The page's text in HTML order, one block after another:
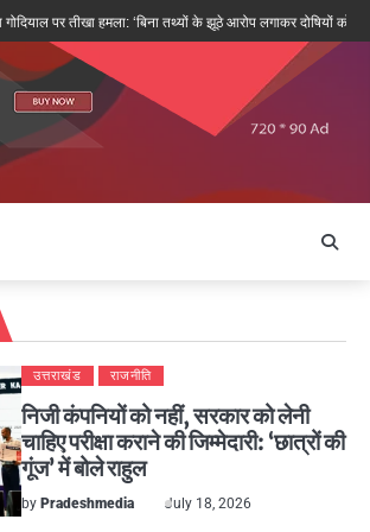
तीखा हमला: ‘बिना तथ्यों के झूठे आरोप लगाकर दोषियों को बचाने की
उत्तराखंड राजनीति
निजी कंपनियों को नहीं, सरकार को लेनी
चाहिए परीक्षा कराने की जिम्मेदारी: ‘छात्रों की
गूंज’ में बोले राहुल
by Pradeshmedia July 18, 2026